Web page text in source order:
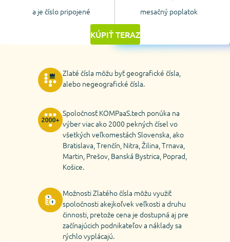
a je číslo pripojené mesačný poplatok
KÚPIŤ TERAZ
Zlaté čísla môžu byť geografické čísla,
alebo negeografické čísla.
Spoločnosť KOMPaaS.tech ponúka na
výber viac ako 2000 pekných čísel vo
všetkých veľkomestách Slovenska, ako
Bratislava, Trenčín, Nitra, Žilina, Trnava,
Martin, Prešov, Banská Bystrica, Poprad,
Košice.
Možnosti Zlatého čísla môžu využiť
spoločnosti akejkoľvek veľkosti a druhu
činnosti, pretože cena je dostupná aj pre
začínajúcich podnikateľov a náklady sa
rýchlo vyplácajú.